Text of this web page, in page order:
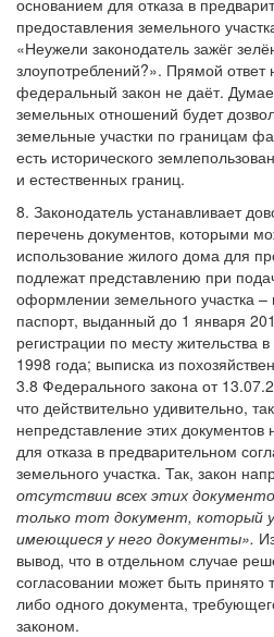
основанием для отказа в
предоставления земельного
«Неужели законодатель зажёг
злоупотреблений?». Прямой ответ
федеральный закон не даёт.
земельных отношений будет
земельные участки по границам
есть исторического
и естественных границ.
8. Законодатель устанавливает
перечень документов, которыми
использование жилого дома для
подлежат представлению при
оформлении земельного участка –
паспорт, выданный до 1 января
регистрации по месту
1998 года; выписка из
3.8 Федерального закона от
что действительно удивительно,
непредставление этих
для отказа в предварительном
земельного участка. Так, закон
отсутствии всех этих
только тот документ, который
имеющиеся у него документы».
вывод, что в отдельном случае
согласовании может быть принято
либо одного документа,
законом.